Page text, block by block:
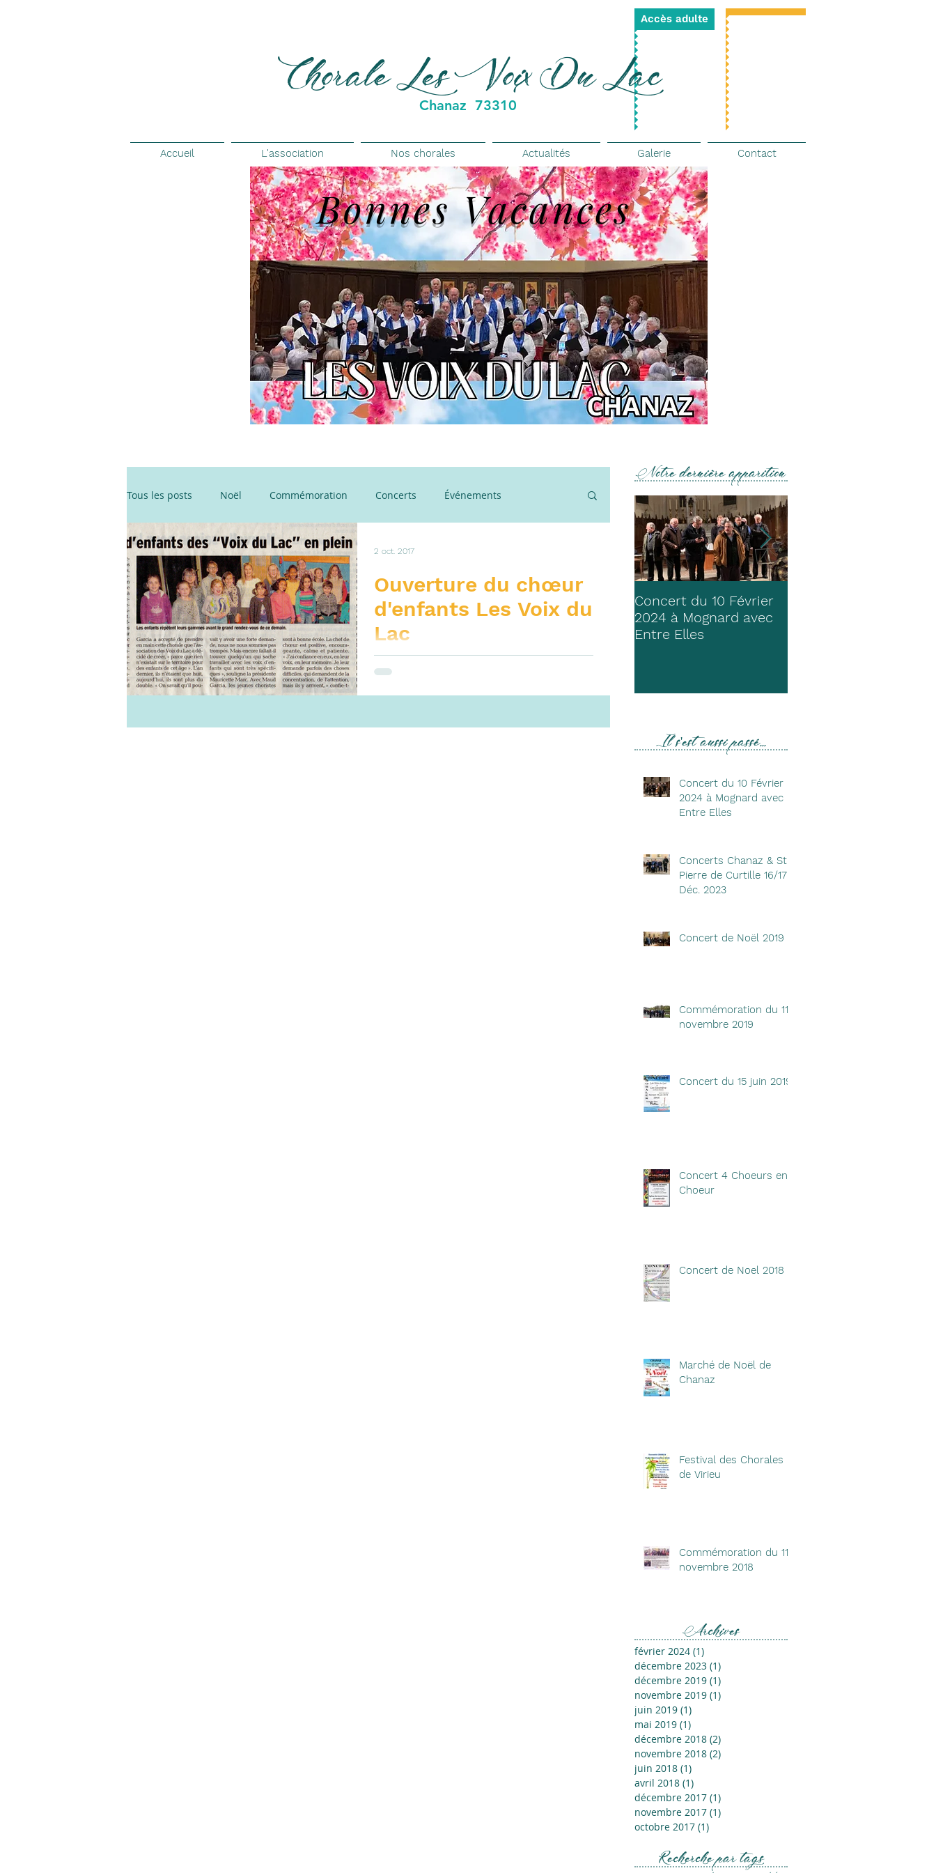
Accès adulte
Chorale Les Voix Du Lac
Chanaz 73310
Accueil L'association Nos chorales Actualités Galerie Contact
Bonnes Vacances
Tous les posts Noël Commémoration Concerts Événements
Fête de la Musique Commémoration Noël
Événements A venir !!
Ouverture du chœur
d'enfants Les Voix du
Lac
un chœur d'enfants au sein de leur association.
2 oct. 2017
Notre dernière apparition
Concert du 10 Février
2024 à Mognard avec
Entre Elles
Il s'est aussi passé...
Concert du 10 Février
2024 à Mognard avec
Entre Elles
Concerts Chanaz & St
Pierre de Curtille 16/17
Déc. 2023
Concert de Noël 2019
Commémoration du 11
novembre 2019
Concert du 15 juin 2019
Concert 4 Choeurs en
Choeur
Concert de Noel 2018
Marché de Noël de
Chanaz
Festival des Chorales
de Virieu
Commémoration du 11
novembre 2018
Archives
février 2024 (1)
décembre 2023 (1)
décembre 2019 (1)
novembre 2019 (1)
juin 2019 (1)
mai 2019 (1)
décembre 2018 (2)
novembre 2018 (2)
juin 2018 (1)
avril 2018 (1)
décembre 2017 (1)
novembre 2017 (1)
octobre 2017 (1)
Recherche par tags